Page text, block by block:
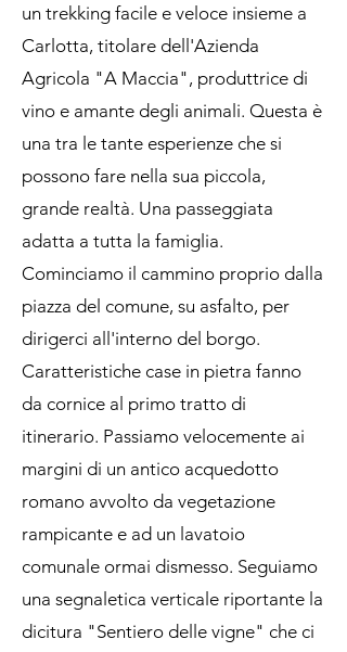
un trekking facile e veloce insieme a
Carlotta, titolare dell'Azienda
Agricola "A Maccia", produttrice di
vino e amante degli animali. Questa è
una tra le tante esperienze che si
possono fare nella sua piccola,
grande realtà. Una passeggiata
adatta a tutta la famiglia.
Cominciamo il cammino proprio dalla
piazza del comune, su asfalto, per
dirigerci all'interno del borgo.
Caratteristiche case in pietra fanno
da cornice al primo tratto di
itinerario. Passiamo velocemente ai
margini di un antico acquedotto
romano avvolto da vegetazione
rampicante e ad un lavatoio
comunale ormai dismesso. Seguiamo
una segnaletica verticale riportante la
dicitura "Sentiero delle vigne" che ci